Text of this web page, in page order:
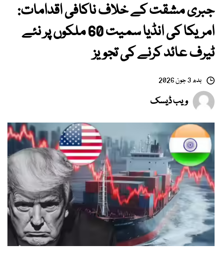
جبری مشقت کے خلاف ناکافی اقدامات:
امریکا کی انڈیا سمیت 60 ملکوں پر نئے
ٹیرف عائد کرنے کی تجویز
بدھ 3 جون 2026
ویب ڈیسک